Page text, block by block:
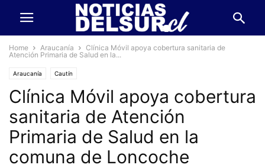
Home Araucanía
Clínica Móvil apoya cobertura sanitaria de
Atención Primaria de Salud en la...
Araucanía Cautín
Clínica Móvil apoya cobertura
sanitaria de Atención
Primaria de Salud en la
comuna de Loncoche